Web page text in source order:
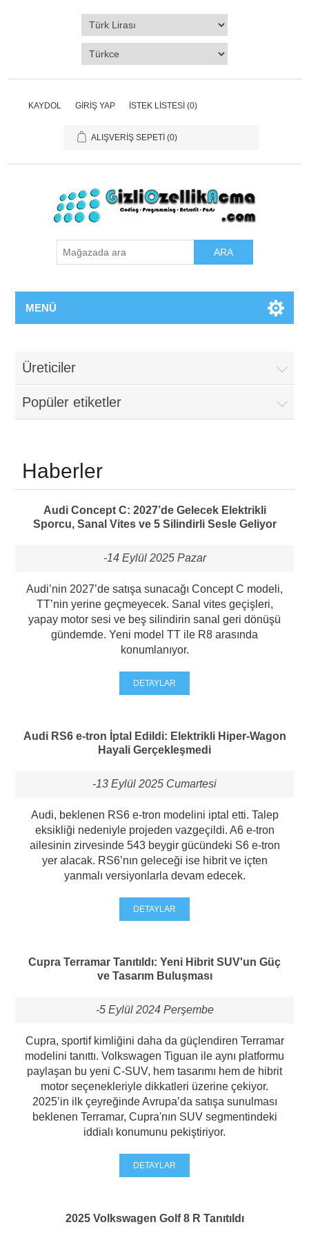
KAYDOL GIRIŞ YAP İSTEK LISTESI (0)
ALIŞVERIŞ SEPETI (0)
ARA
MENÜ
Üreticiler
Popüler etiketler
Haberler
Audi Concept C: 2027’de Gelecek Elektrikli
Sporcu, Sanal Vites ve 5 Silindirli Sesle Geliyor
-14 Eylül 2025 Pazar
Audi’nin 2027’de satışa sunacağı Concept C modeli,
TT’nin yerine geçmeyecek. Sanal vites geçişleri,
yapay motor sesi ve beş silindirin sanal geri dönüşü
gündemde. Yeni model TT ile R8 arasında
konumlanıyor.
DETAYLAR
Audi RS6 e-tron İptal Edildi: Elektrikli Hiper-Wagon
Hayali Gerçekleşmedi
-13 Eylül 2025 Cumartesi
Audi, beklenen RS6 e-tron modelini iptal etti. Talep
eksikliği nedeniyle projeden vazgeçildi. A6 e-tron
ailesinin zirvesinde 543 beygir gücündeki S6 e-tron
yer alacak. RS6’nın geleceği ise hibrit ve içten
yanmalı versiyonlarla devam edecek.
DETAYLAR
Cupra Terramar Tanıtıldı: Yeni Hibrit SUV'un Güç
ve Tasarım Buluşması
-5 Eylül 2024 Perşembe
Cupra, sportif kimliğini daha da güçlendiren Terramar
modelini tanıttı. Volkswagen Tiguan ile aynı platformu
paylaşan bu yeni C-SUV, hem tasarımı hem de hibrit
motor seçenekleriyle dikkatleri üzerine çekiyor.
2025’in ilk çeyreğinde Avrupa’da satışa sunulması
beklenen Terramar, Cupra'nın SUV segmentindeki
iddialı konumunu pekiştiriyor.
DETAYLAR
2025 Volkswagen Golf 8 R Tanıtıldı